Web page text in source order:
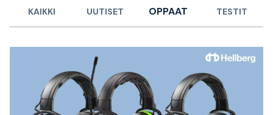
KAIKKI UUTISET OPPAAT TESTIT